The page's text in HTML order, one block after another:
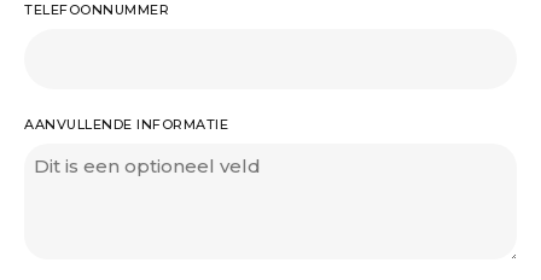
TELEFOONNUMMER
AANVULLENDE INFORMATIE